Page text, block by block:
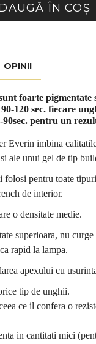
ÎN COŞ
OPINII
foarte pigmentate
120 sec. fiecare
90sec. pentru un
Everin imbina
ale unui gel de tip
pentru toate
de interior.
o densitate medie.
superioara, nu
rapid la lampa.
apexului cu
tip de unghii.
ce il confera o
in cantitati mici